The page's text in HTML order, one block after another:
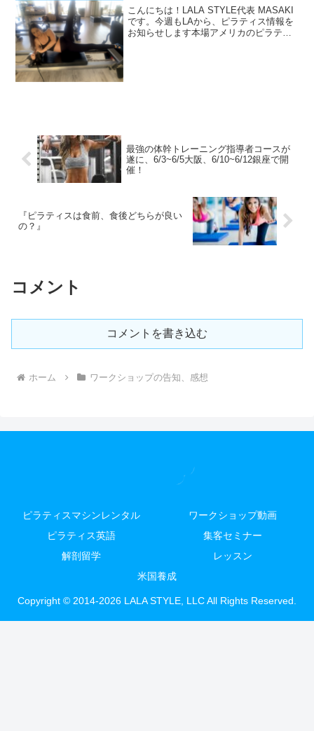
こんにちは！LALA STYLE代表 MASAKI
です。今週もLAから、ピラティス情報を
お知らせします本場アメリカのピラティ
最強の体幹トレーニング指導者コースが
遂に、6/3~6/5大阪、6/10~6/12銀座で開
催！
『ピラティスは食前、食後どちらが良い
の？』
コメント
コメントを書き込む
ホーム ワークショップの告知、感想
ピラティスマシンレンタル
ワークショップ動画
ピラティス英語
集客セミナー
解剖留学
レッスン
米国養成
Copyright © 2014-2026 LALA STYLE, LLC All Rights Reserved.